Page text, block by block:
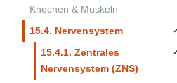
Knochen & Muskeln
15.4. Nervensystem
15.4.1. Zentrales
Nervensystem (ZNS)